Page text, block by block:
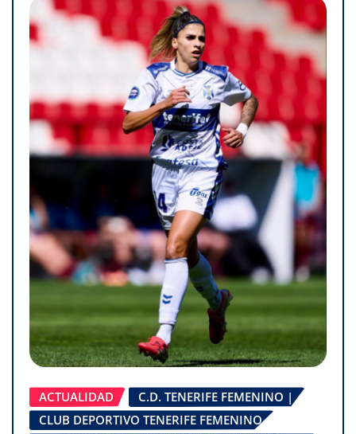
ACTUALIDAD
C.D. TENERIFE FEMENINO |
CLUB DEPORTIVO TENERIFE FEMENINO